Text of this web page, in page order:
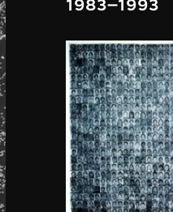
1983–1993